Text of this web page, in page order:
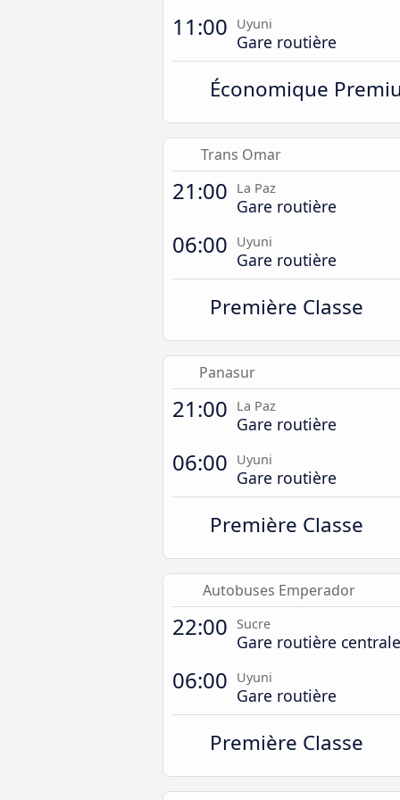
11:00 Uyuni
Gare routière
Économique
Trans Omar
21:00 La Paz
Gare routière
06:00 Uyuni
Gare routière
Première Classe
Panasur
21:00 La Paz
Gare routière
06:00 Uyuni
Gare routière
Première Classe
Autobuses Emperador
22:00 Sucre
Gare routière centrale
06:00 Uyuni
Gare routière
Première Classe